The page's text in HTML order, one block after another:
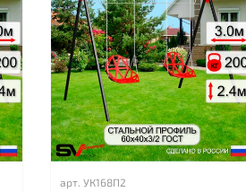
арт. УК168П2